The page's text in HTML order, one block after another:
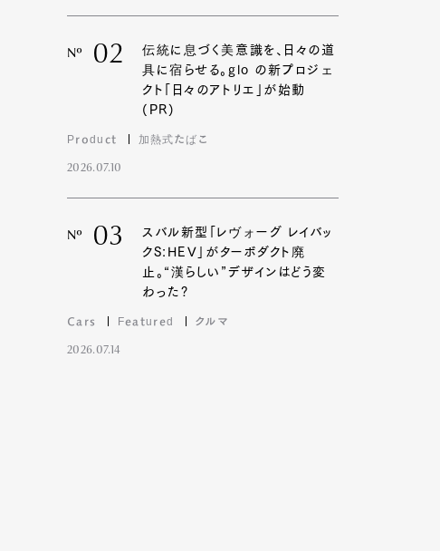
Nº 02
伝統に息づく美意識を、日々の道
具に宿らせる。glo の新プロジェ
クト「日々のアトリエ」が始動
(PR)
Product 加熱式たばこ
2026.07.10
Nº 03
スバル新型「レヴォーグ レイバッ
クS:HEV」がターボダクト廃
止。“漢らしい”デザインはどう変
わった?
Cars Featured クルマ
2026.07.14